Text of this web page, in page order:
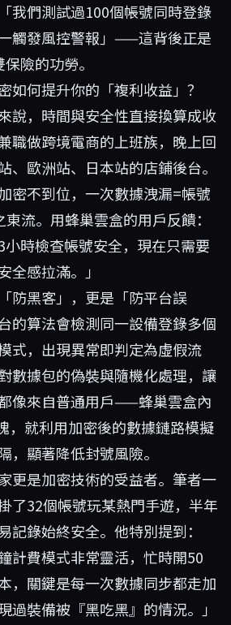
我們測試過100個帳號同時登錄
觸發風控警報」——這背後正是
險的功勞。
如何提升你的「複利收益」？
說，時間與安全性直接換算成收
職做跨境電商的上班族，晚上回
、歐洲站、日本站的店鋪後台。
密不到位，一次數據洩漏=帳號
東流。用蜂巢雲盒的用戶反饋：
小時檢查帳號安全，現在只需要
全感拉滿。」
防黑客」，更是「防平台誤
的算法會檢測同一設備登錄多個
式，出現異常即判定為虛假流
數據包的偽裝與隨機化處理，讓
像來自普通用戶——蜂巢雲盒內
，就利用加密後的數據鏈路模擬
，顯著降低封號風險。
更是加密技術的受益者。筆者一
了32個帳號玩某熱門手遊，半年
記錄始終安全。他特別提到：
計費模式非常靈活，忙時開50
，關鍵是每一次數據同步都走加
過裝備被『黑吃黑』的情況。」